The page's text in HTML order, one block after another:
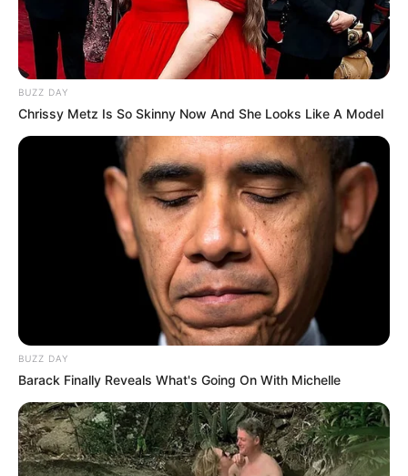
BUZZ DAY
Chrissy Metz Is So Skinny Now And She Looks Like A Model
BUZZ DAY
Barack Finally Reveals What's Going On With Michelle